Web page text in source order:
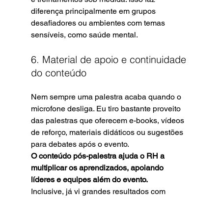
diferença principalmente em grupos
desafiadores ou ambientes com temas
sensíveis, como saúde mental.
6. Material de apoio e continuidade
do conteúdo
Nem sempre uma palestra acaba quando o
microfone desliga. Eu tiro bastante proveito
das palestras que oferecem e-books, vídeos
de reforço, materiais didáticos ou sugestões
para debates após o evento.
O conteúdo pós-palestra ajuda o RH a
multiplicar os aprendizados, apoiando
líderes e equipes além do evento.
Inclusive, já vi grandes resultados com